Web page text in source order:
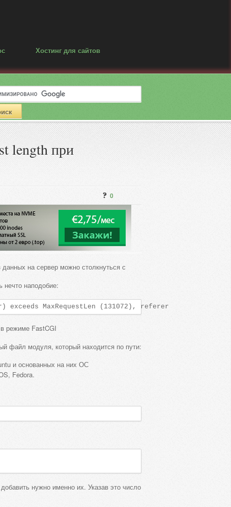
Хостинг для сайтов
length при
0
на сервер можно столкнуться с
нечто наподобие:
MaxRequestLen (131072), referer
в режиме FastCGI
файл модуля, который находится по пути:
и основанных на них ОС
Fedora.
нужно именно их. Указав это число